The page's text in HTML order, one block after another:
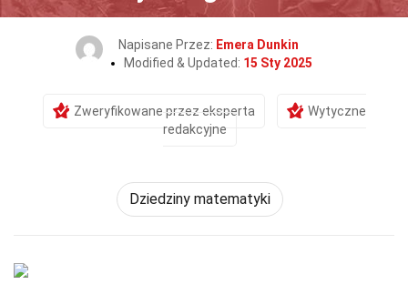
Napisane Przez: Emera Dunkin
Modified & Updated: 15 Sty 2025
Zweryfikowane przez eksperta
Wytyczne
redakcyjne
Dziedziny matematyki